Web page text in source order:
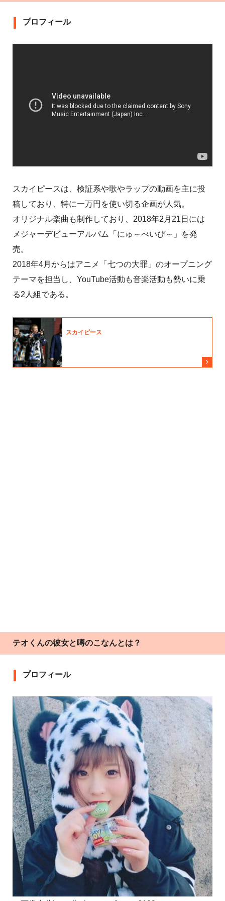
プロフィール
スカイピースは、検証系や歌やラップの動画を主に投
稿しており、特に一万円を使い切る企画が人気。
オリジナル楽曲も制作しており、2018年2月21日には
メジャーデビューアルバム「にゅ～べいび～」を発
売。
2018年4月からはアニメ「七つの大罪」のオープニング
テーマを担当し、YouTube活動も音楽活動も勢いに乗
る2人組である。
テオくんの彼女と噂のこなんとは？
プロフィール